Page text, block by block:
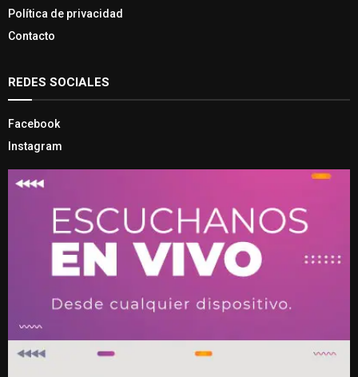
Política de privacidad
Contacto
REDES SOCIALES
Facebook
Instagram